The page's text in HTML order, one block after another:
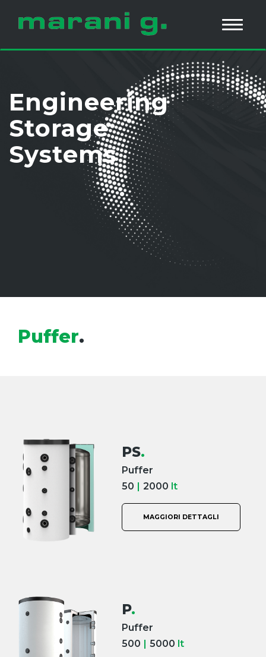
Engineering
Storage
Systems
Puffer.
PS.
Puffer
50 | 2000 lt
MAGGIORI DETTAGLI
P.
Puffer
500 | 5000 lt